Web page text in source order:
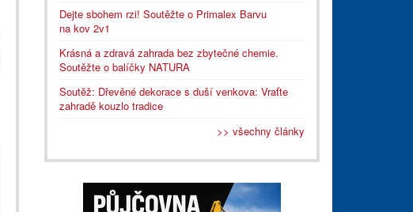
Dejte sbohem rzi! Soutěžte o Primalex Barvu
na kov 2v1
Krásná a zdravá zahrada bez zbytečné chemie.
Soutěžte o balíčky NATURA
Soutěž: Dřevěné dekorace s duší venkova: Vraťte
zahradě kouzlo tradice
>> všechny články